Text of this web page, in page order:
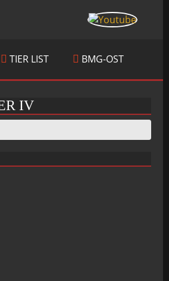
TIER LIST BMG-OST
IV